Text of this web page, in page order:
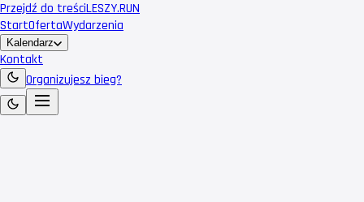
Przejdź do treściLESZY.RUN
StartOfertaWydarzenia
Kalendarz
Kontakt
Organizujesz bieg?